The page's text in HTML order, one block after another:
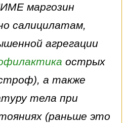
маргозин
салицилатам,
агрегации
острых
а также
тела при
(раньше это